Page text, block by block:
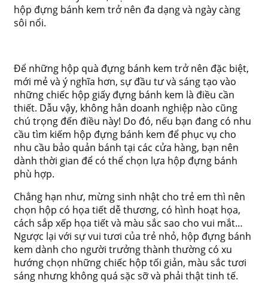
hộp đựng bánh kem trở nên đa dạng và ngày càng
sôi nổi.
Để những hộp quà đựng bánh kem trở nên đặc biệt,
mới mẻ và ý nghĩa hơn, sự đầu tư và sáng tạo vào
những chiếc hộp giấy đựng bánh kem là điều cần
thiết. Dẫu vậy, không hẳn doanh nghiệp nào cũng
chú trọng đến điều này! Do đó, nếu bạn đang có nhu
cầu tìm kiếm hộp đựng bánh kem để phục vụ cho
nhu cầu bảo quản bánh tại các cửa hàng, bạn nên
dành thời gian để có thể chọn lựa hộp đựng bánh
phù hợp.
Chẳng hạn như, mừng sinh nhật cho trẻ em thì nên
chọn hộp có họa tiết dễ thương, có hình hoạt họa,
cách sắp xếp họa tiết và màu sắc sao cho vui mắt…
Ngược lại với sự vui tươi của trẻ nhỏ, hộp đựng bánh
kem dành cho người trưởng thành thường có xu
hướng chọn những chiếc hộp tối giản, màu sắc tươi
sáng nhưng không quá sặc sỡ và phải thật tinh tế.